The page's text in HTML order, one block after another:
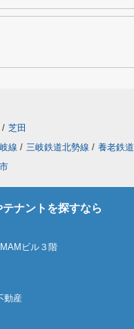
/ 芝田
線 / 三岐鉄道北勢線 / 養老鉄道
ナントを探すなら
ビル３階
動産